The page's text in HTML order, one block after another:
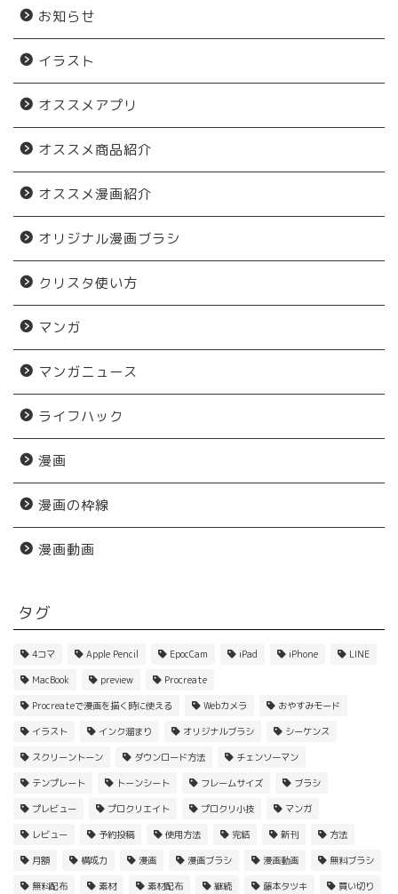
お知らせ
イラスト
オススメアプリ
オススメ商品紹介
オススメ漫画紹介
オリジナル漫画ブラシ
クリスタ使い方
マンガ
マンガニュース
ライフハック
漫画
漫画の枠線
漫画動画
タグ
4コマ Apple Pencil EpocCam iPad iPhone LINE
MacBook preview Procreate
Procreateで漫画を描く時に使える Webカメラ おやすみモード
イラスト インク溜まり オリジナルブラシ シーケンス
スクリーントーン ダウンロード方法 チェンソーマン
テンプレート トーンシート フレームサイズ ブラシ
プレビュー プロクリエイト プロクリ小技 マンガ
レビュー 予約投稿 使用方法 完結 新刊 方法
月額 構成力 漫画 漫画ブラシ 漫画動画 無料ブラシ
無料配布 素材 素材配布 継続 藤本タツキ 買い切り